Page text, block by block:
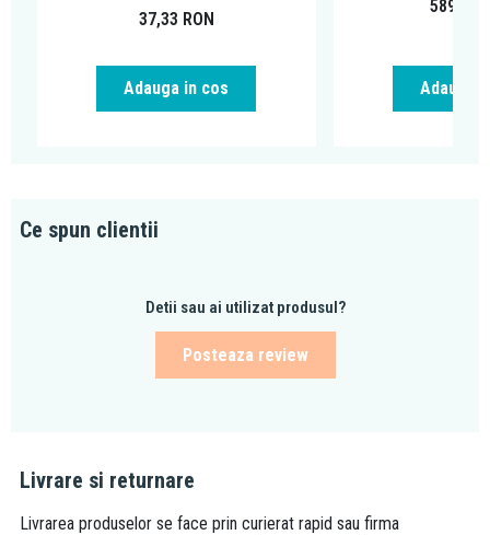
sunt durabile, raspund nevoilor clientilor si contribuie la cresterea
37,33 RON
Adauga in cos
589,00
Adauga
Ce spun clientii
Detii sau ai utilizat produsul?
Posteaza review
Livrare si returnare
Livrarea produselor se face prin curierat rapid sau firma